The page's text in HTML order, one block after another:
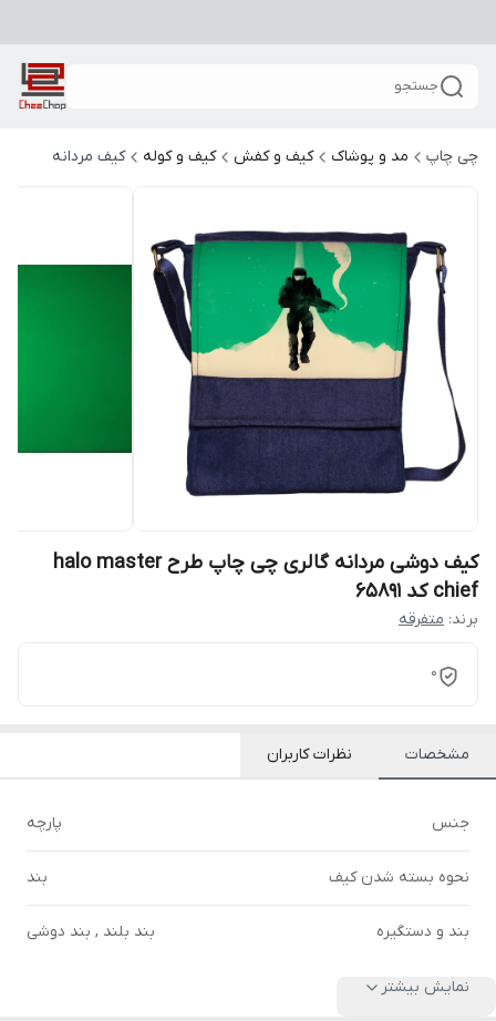
جستجو
چی چاپ مد و پوشاک کیف و کفش کیف و کوله کیف مردانه
کیف دوشی مردانه گالری چی چاپ طرح halo master
chief کد 65891
برند: متفرقه
0
مشخصات نظرات کاربران
جنس پارچه
نحوه بسته شدن کیف بند
بند و دستگیره بند بلند , بند دوشی
نمایش بیشتر